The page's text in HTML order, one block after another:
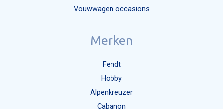
Vouwwagen occasions
Merken
Fendt
Hobby
Alpenkreuzer
Cabanon